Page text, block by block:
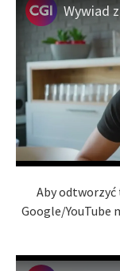
Wywiad
Aby
Google/YouTube